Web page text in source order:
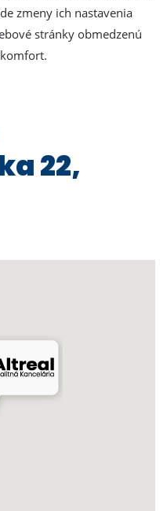
zmeny ich nastavenia
stránky obmedzenú
22,